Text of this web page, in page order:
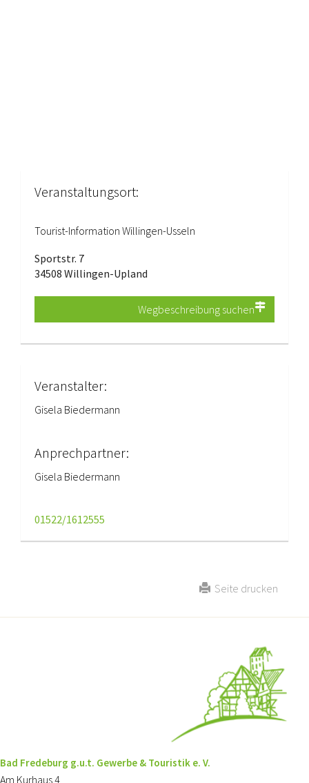
Veranstaltungsort:
Tourist-Information Willingen-Usseln
Sportstr. 7
34508 Willingen-Upland
Wegbeschreibung suchen
Veranstalter:
Gisela Biedermann
Anprechpartner:
Gisela Biedermann
01522/1612555
Seite drucken
Bad Fredeburg g.u.t. Gewerbe & Touristik e. V.
Am Kurhaus 4